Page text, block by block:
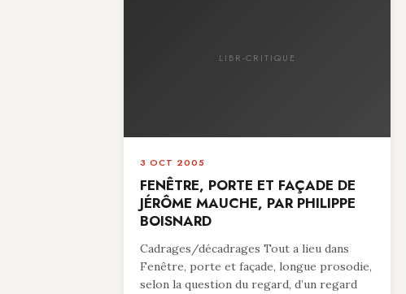
LIBR-CRITIQUE
3 OCT 2005
FENÊTRE, PORTE ET FAÇADE DE
JÉRÔME MAUCHE, PAR PHILIPPE
BOISNARD
Cadrages/décadrages Tout a lieu dans
Fenêtre, porte et façade, longue prosodie,
selon la question du regard, d’un regard